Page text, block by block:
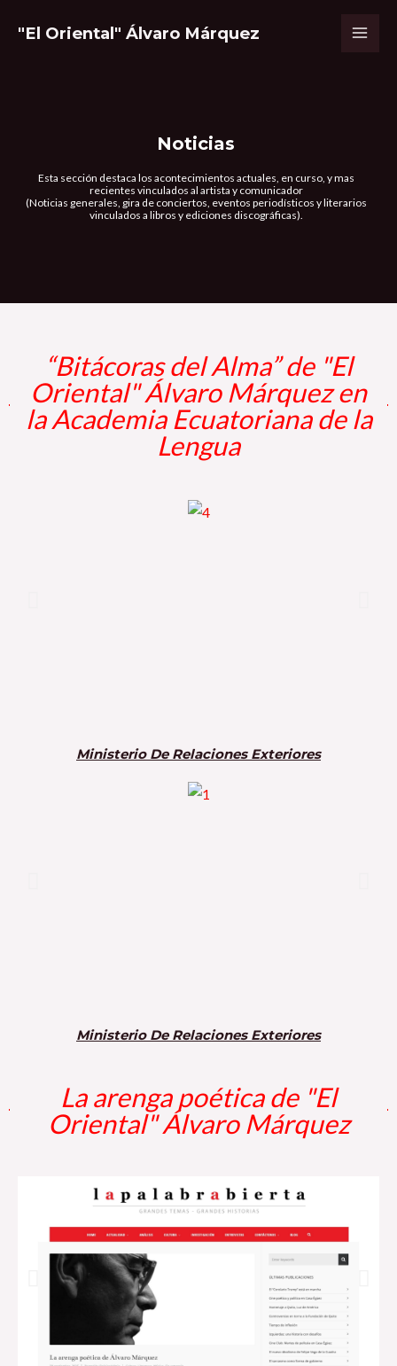
"El Oriental" Álvaro Márquez
Noticias
Esta sección destaca los acontecimientos actuales, en curso, y mas
recientes vinculados al artista y comunicador
(Noticias generales, gira de conciertos, eventos periodísticos y literarios
vinculados a libros y ediciones discográficas).
“Bitácoras del Alma” de "El
Oriental" Álvaro Márquez en
la Academia Ecuatoriana de la
Lengua
Ministerio De Relaciones Exteriores
Ministerio De Relaciones Exteriores
La arenga poética de "El
Oriental" Álvaro Márquez